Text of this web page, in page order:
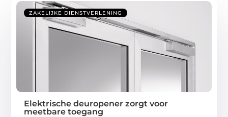
ZAKELIJKE DIENSTVERLENING
Elektrische deuropener zorgt voor
meetbare toegang